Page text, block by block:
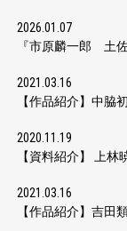
2026.01.07
『市原麟一郎 土
2021.03.16
【作品紹介】中脇
2020.11.19
【資料紹介】 上
2021.03.16
【作品紹介】吉田